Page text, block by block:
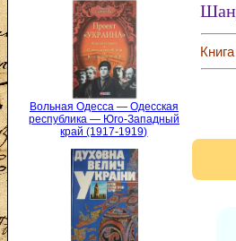
Вольная Одесса — Одесская
республика — Юго-Западный
край (1917-1919)